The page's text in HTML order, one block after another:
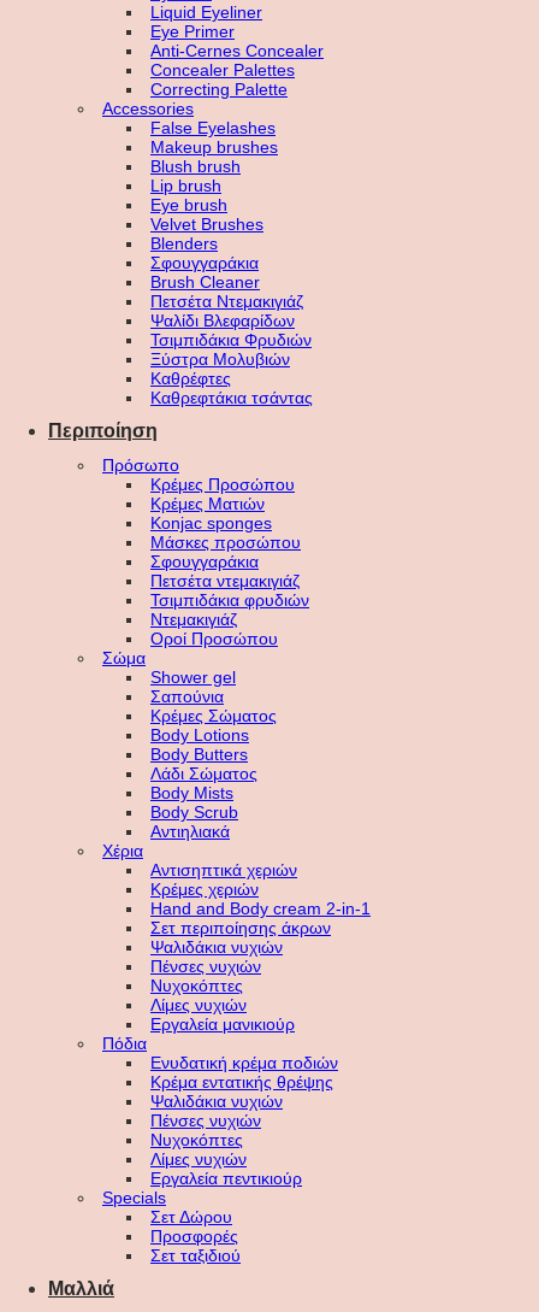
Liquid Eyeliner
Eye Primer
Anti-Cernes Concealer
Concealer Palettes
Correcting Palette
Accessories
False Eyelashes
Makeup brushes
Blush brush
Lip brush
Eye brush
Velvet Brushes
Blenders
Σφουγγαράκια
Brush Cleaner
Πετσέτα Ντεμακιγιάζ
Ψαλίδι Βλεφαρίδων
Τσιμπιδάκια Φρυδιών
Ξύστρα Μολυβιών
Καθρέφτες
Καθρεφτάκια τσάντας
Περιποίηση
Πρόσωπο
Κρέμες Προσώπου
Κρέμες Ματιών
Konjac sponges
Μάσκες προσώπου
Σφουγγαράκια
Πετσέτα ντεμακιγιάζ
Τσιμπιδάκια φρυδιών
Ντεμακιγιάζ
Οροί Προσώπου
Σώμα
Shower gel
Σαπούνια
Κρέμες Σώματος
Body Lotions
Body Butters
Λάδι Σώματος
Body Mists
Body Scrub
Αντιηλιακά
Χέρια
Αντισηπτικά χεριών
Κρέμες χεριών
Hand and Body cream 2-in-1
Σετ περιποίησης άκρων
Ψαλιδάκια νυχιών
Πένσες νυχιών
Νυχοκόπτες
Λίμες νυχιών
Εργαλεία μανικιούρ
Πόδια
Ενυδατική κρέμα ποδιών
Κρέμα εντατικής θρέψης
Ψαλιδάκια νυχιών
Πένσες νυχιών
Νυχοκόπτες
Λίμες νυχιών
Εργαλεία πεντικιούρ
Specials
Σετ Δώρου
Προσφορές
Σετ ταξιδιού
Μαλλιά